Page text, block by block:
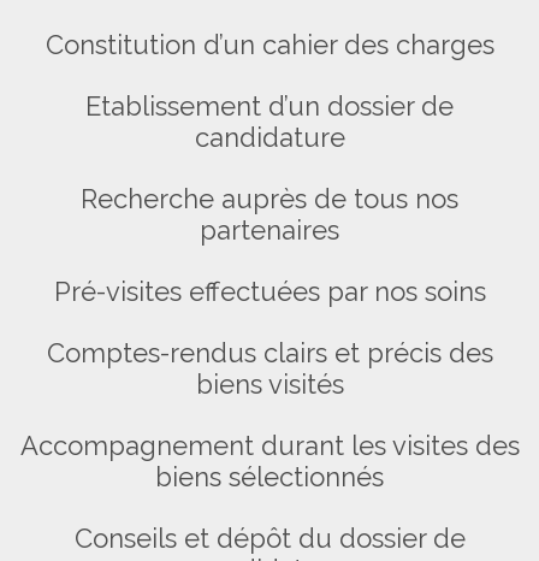
Constitution d’un cahier des charges
Etablissement d’un dossier de
candidature
Recherche auprès de tous nos
partenaires
Pré-visites effectuées par nos soins
Comptes-rendus clairs et précis des
biens visités
Accompagnement durant les visites des
biens sélectionnés
Conseils et dépôt du dossier de